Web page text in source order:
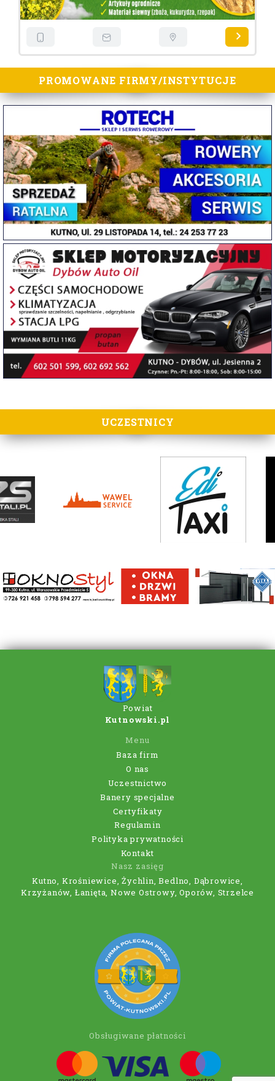
PROMOWANE FIRMY/INSTYTUCJE
UCZESTNICY
Powiat
Kutnowski.pl
Menu
Baza firm
O nas
Uczestnictwo
Banery specjalne
Certyfikaty
Regulamin
Polityka prywatności
Kontakt
Nasz zasięg
Kutno, Krośniewice, Żychlin, Bedlno, Dąbrowice,
Krzyżanów, Łanięta, Nowe Ostrowy, Oporów, Strzelce
Obsługiwane płatności